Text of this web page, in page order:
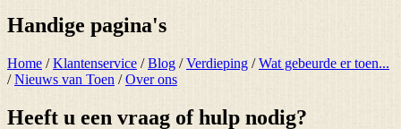
Handige pagina's
Home /Klantenservice /Blog /Verdieping /Wat gebeurde er toen...
/Nieuws van Toen /Over ons
Heeft u een vraag of hulp nodig?